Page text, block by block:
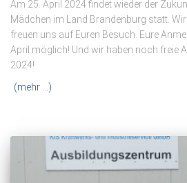
Am 25. April 2024 findet wieder der
Mädchen im Land Brandenburg statt.
freuen uns auf Euren Besuch. Eure
April möglich! Und wir haben noch freie
2024!
(mehr …)